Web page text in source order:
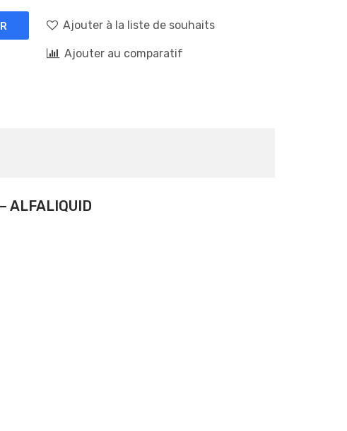
Ajouter à la liste de souhaits
Ajouter au comparatif
ALFALIQUID